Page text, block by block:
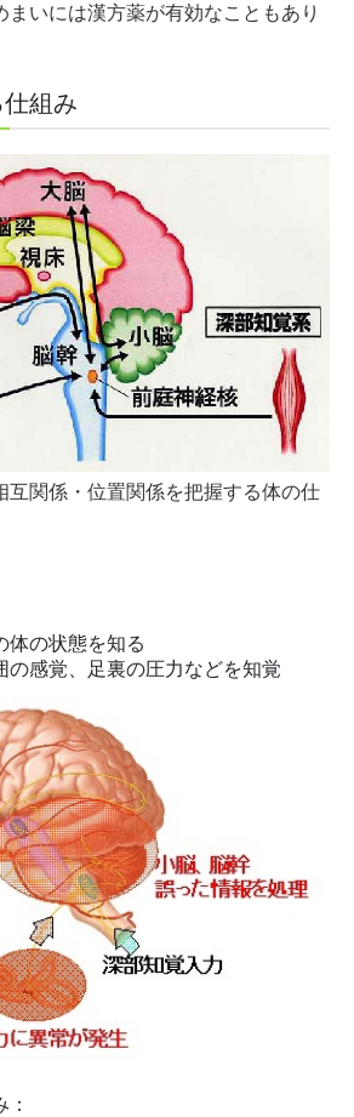
まいには漢方薬が有効なこともあり
組み
互関係・位置関係を把握する体の仕
の状態を知る
の感覚、足裏の圧力などを知覚